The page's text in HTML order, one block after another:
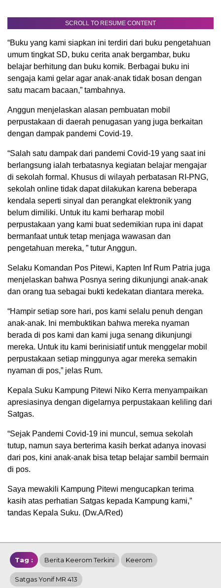
SCROLL TO RESUME CONTENT
“Buku yang kami siapkan ini terdiri dari buku pengetahuan
umum tingkat SD, buku cerita anak bergambar, buku
belajar berhitung dan buku komik. Berbagai buku ini
sengaja kami gelar agar anak-anak tidak bosan dengan
satu macam bacaan,” tambahnya.
Anggun menjelaskan alasan pembuatan mobil
perpustakaan di daerah penugasan yang juga berkaitan
dengan dampak pandemi Covid-19.
“Salah satu dampak dari pandemi Covid-19 yang saat ini
berlangsung ialah terbatasnya kegiatan belajar mengajar
di sekolah formal. Khusus di wilayah perbatasan RI-PNG,
sekolah online tidak dapat dilakukan karena beberapa
kendala seperti sinyal dan perangkat elektronik yang
belum dimiliki. Untuk itu kami berharap mobil
perpustakaan yang kami buat sedemikian rupa ini dapat
bermanfaat untuk tetap menjaga wawasan dan
pengetahuan mereka, ” tutur Anggun.
Selaku Komandan Pos Pitewi, Kapten Inf Rum Patria juga
menjelaskan bahwa Posnya sering dikunjungi anak-anak
dan orang tua sebagai bukti kedekatan diantara mereka.
“Hampir setiap sore hari, pos kami selalu penuh dengan
anak-anak. Ini membuktikan bahwa mereka nyaman
berada di pos kami dan kami juga senang dikunjungi
mereka. Untuk itu kami berinisiatif untuk menggelar mobil
perpustakaan setiap minggunya agar mereka semakin
nyaman di pos,” jelas Rum.
Kepala Suku Kampung Pitewi Niko Kerra menyampaikan
apresiasinya dengan digelarnya perpustakaan keliling dari
Satgas.
“Sejak Pandemi Covid-19 ini muncul, semua sekolah
tutup, namun saya berterima kasih berkat adanya inovasi
dari pos, kini anak-anak bisa tetap belajar sambil bermain
di pos.
Saya mewakili Kampung Pitewi mengucapkan terima
kasih atas perhatian Satgas kepada Kampung kami,”
tandas Kepala Suku. (Dw.A/Red)
Tag : Berita Keerom Terkini Keerom
Satgas Yonif MR 413